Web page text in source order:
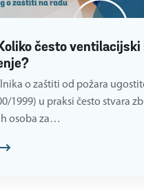
često ventilacijski
o zaštiti od požara
1999) u praksi često stvara
osoba za…